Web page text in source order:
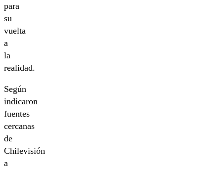
para
su
vuelta
a
la
realidad.
Según
indicaron
fuentes
cercanas
de
Chilevisión
a